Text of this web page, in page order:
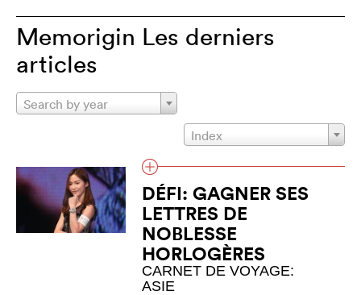
Memorigin Les derniers
articles
Search by year
Index
DÉFI: GAGNER SES
LETTRES DE
NOBLESSE
HORLOGÈRES
CARNET DE VOYAGE:
ASIE